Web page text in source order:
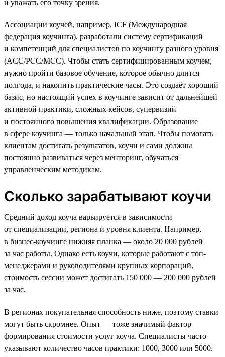
и уважать его точку зрения.
Ассоциации коучей, например, ICF (Международная
федерация коучинга), разработали систему сертификаций
и компетенций для специалистов по коучингу разного уровня
(ACC/PCC/MCC). Чтобы стать сертифицированным коучем,
нужно пройти базовое обучение, которое обычно длится
полгода, и накопить практические часы. Это создаёт хороший
базис, но настоящий успех в коучинге зависит от дальнейшей
активной практики, сложных кейсов, супервизий
и постоянного повышения квалификации. Образование
в сфере коучинга — только начальный этап. Чтобы помогать
клиентам достигать результатов, коучи и сами должны
постоянно развиваться через менторинг, обучаться
управленческим методикам.
Сколько зарабатывают коучи
Средний доход коуча варьируется в зависимости
от специализации, региона и уровня клиента. Например,
в бизнес-коучинге нижняя планка — около 20 000 рублей
за час работы. Однако есть коучи, которые работают с топ-
менеджерами и руководителями крупных корпораций,
стоимость сессии может достигать 150 000 — 200 000 рублей
за час.
В регионах покупательная способность ниже, поэтому ставки
могут быть скромнее. Опыт — тоже значимый фактор
формирования стоимости услуг коуча. Специалисты часто
указывают количество часов практики: 1000, 3000 или 5000.